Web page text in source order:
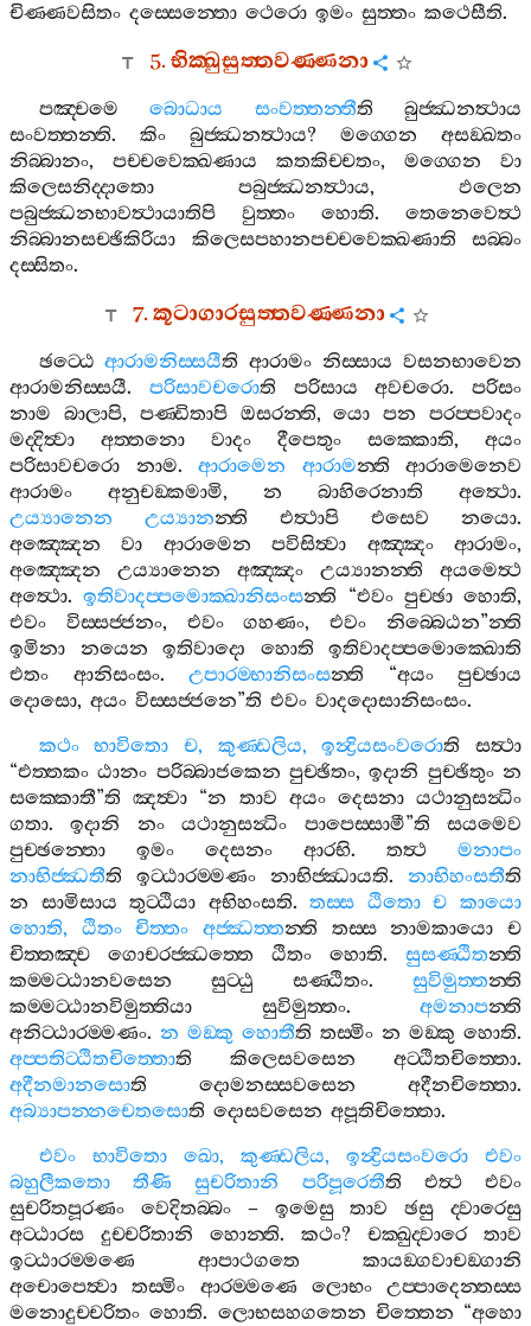
චිණ‍්ණවසිතං දස‍්සෙන‍්තො ථෙරො ඉමං සුත‍්තං කථෙසීති.
5.භික‍්ඛුසුත‍්තවණ‍්ණනා
පඤ‍්චමෙ බොධාය සංවත‍්තන‍්තීති
බුජ‍්ඣනත්‍ථාය
සංවත‍්තන‍්ති. කිං බුජ‍්ඣනත්‍ථාය? මග‍්ගෙන
අසඞ‍්ඛතං
නිබ‍්බානං, පච‍්චවෙක‍්ඛණාය කතකිච‍්චතං, මග‍්ගෙන
වා
කිලෙසනිද‍්දාතො
පබුජ‍්ඣනත්‍ථාය, ඵලෙන
පබුජ‍්ඣනභාවත්‍ථායාතිපි
වුත‍්තං හොති. තෙනෙවෙත්‍ථ
නිබ‍්බානසච‍්ඡිකිරියා
කිලෙසපහානපච‍්චවෙක‍්ඛණාති
සබ‍්බං
දස‍්සිතං.
7.කූටාගාරසුත‍්තවණ‍්ණනා
ඡට‍්ඨෙ ආරාමනිස‍්සයීති ආරාමං නිස‍්සාය වසනභාවෙන
ආරාමනිස‍්සයී. පරිසාවචරොති පරිසාය අවචරො. පරිසං
නාම
බාලාපි, පණ‍්ඩිතාපි ඔසරන‍්ති,යො පන
පරප‍්පවාදං
මද‍්දිත්‍වා
අත‍්තනො වාදං දීපෙතුං සක‍්කොති, අයං
පරිසාවචරො
නාම. ආරාමෙන ආරාමන‍්ති
ආරාමෙනෙව
ආරාමං
අනුචඞ‍්කමාමි, න බාහිරෙනාති අත්‍ථො.
උය්‍යානෙන
උය්‍යානන‍්ති එත්‍ථාපි එසෙව නයො.
අඤ‍්ඤෙන
වා ආරාමෙන පවිසිත්‍වා අඤ‍්ඤං ආරාමං,
අඤ‍්ඤෙන
උය්‍යානෙන අඤ‍්ඤං උය්‍යානන‍්ති
අයමෙත්‍ථ
අත්‍ථො.ඉතිවාදප‍්පමොක‍්ඛානිසංසන‍්ති “එවං පුච‍්ඡා හොති,
එවං
විස‍්සජ‍්ජනං, එවං ගහණං,එවං නිබ‍්බෙඨන”න‍්ති
ඉමිනා
නයෙන ඉතිවාදො හොති
ඉතිවාදප‍්පමොක‍්ඛොති
එතං
ආනිසංසං. උපාරම‍්භානිසංසන‍්ති “අයං
පුච‍්ඡාය
දොසො, අයං විස‍්සජ‍්ජනෙ”ති එවං වාදදොසානිසංසං.
කථං
භාවිතො ච, කුණ‍්ඩලිය,ඉන්‍ද්‍රියසංවරොති
සත්‍ථා
“එත‍්තකං ඨානං පරිබ‍්බාජකෙන පුච‍්ඡිතං,ඉදානි පුච‍්ඡිතුං න
සක‍්කොතී”ති ඤත්‍වා “න තාව අයං දෙසනා යථානුසන්‍ධිං
ගතා.ඉදානි නං යථානුසන්‍ධිං පාපෙස‍්සාමී”ති
සයමෙව
පුච‍්ඡන‍්තො
ඉමං දෙසනං ආරභි. තත්‍ථ
මනාපං
නාභිජ‍්ඣතීති ඉට‍්ඨාරම‍්මණං නාභිජ‍්ඣායති. නාභිහංසතීති
න
සාමිසාය තුට‍්ඨියා අභිහංසති.තස‍්ස ඨිතො ච කායො
හොති, ඨිතං චිත‍්තං අජ‍්ඣත‍්තන‍්ති තස‍්ස නාමකායො
ච
චිත‍්තඤ‍්ච
ගොචරජ‍්ඣත‍්තෙ ඨිතං හොති. සුසණ‍්ඨිතන‍්ති
කම‍්මට‍්ඨානවසෙන
සුට‍්ඨු සණ‍්ඨිතං. සුවිමුත‍්තන‍්ති
කම‍්මට‍්ඨානවිමුත‍්තියා
සුවිමුත‍්තං. අමනාපන‍්ති
අනිට‍්ඨාරම‍්මණං. න මඞ‍්කු හොතීති තස‍්මිං න මඞ‍්කු හොති.
අප‍්පතිට‍්ඨිතචිත‍්තොති කිලෙසවසෙන අට‍්ඨිතචිත‍්තො.
අදීනමානසොති දොමනස‍්සවසෙන අදීනචිත‍්තො.
අබ්‍යාපන‍්නචෙතසොති දොසවසෙන අපූතිචිත‍්තො.
එවං
භාවිතො ඛො, කුණ‍්ඩලිය, ඉන්‍ද්‍රියසංවරො
එවං
බහුලීකතො
තීණි සුචරිතානි පරිපූරෙතීති එත්‍ථ
එවං
සුචරිතපූරණං
වෙදිතබ‍්බං– ඉමෙසු තාව ඡසු
ද‍්වාරෙසු
අට‍්ඨාරස
දුච‍්චරිතානි හොන‍්ති. කථං? චක‍්ඛුද‍්වාරෙ
තාව
ඉට‍්ඨාරම‍්මණෙ
ආපාථගතෙ
කායඞ‍්ගවාචඞ‍්ගානි
අචොපෙත්‍වා
තස‍්මිං ආරම‍්මණෙ ලොභං
උප‍්පාදෙන‍්තස‍්ස
මනොදුච‍්චරිතං හොති. ලොභසහගතෙන චිත‍්තෙන “අහො